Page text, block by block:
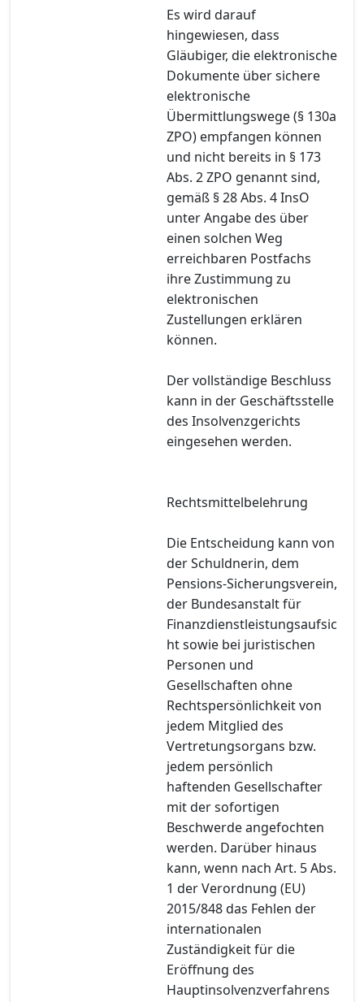
Es wird darauf
hingewiesen, dass
Gläubiger, die elektronische
Dokumente über sichere
elektronische
Übermittlungswege (§ 130a
ZPO) empfangen können
und nicht bereits in § 173
Abs. 2 ZPO genannt sind,
gemäß § 28 Abs. 4 InsO
unter Angabe des über
einen solchen Weg
erreichbaren Postfachs
ihre Zustimmung zu
elektronischen
Zustellungen erklären
können.
Der vollständige Beschluss
kann in der Geschäftsstelle
des Insolvenzgerichts
eingesehen werden.
Rechtsmittelbelehrung
Die Entscheidung kann von
der Schuldnerin, dem
Pensions-Sicherungsverein,
der Bundesanstalt für
Finanzdienstleistungsaufsic
ht sowie bei juristischen
Personen und
Gesellschaften ohne
Rechtspersönlichkeit von
jedem Mitglied des
Vertretungsorgans bzw.
jedem persönlich
haftenden Gesellschafter
mit der sofortigen
Beschwerde angefochten
werden. Darüber hinaus
kann, wenn nach Art. 5 Abs.
1 der Verordnung (EU)
2015/848 das Fehlen der
internationalen
Zuständigkeit für die
Eröffnung des
Hauptinsolvenzverfahrens